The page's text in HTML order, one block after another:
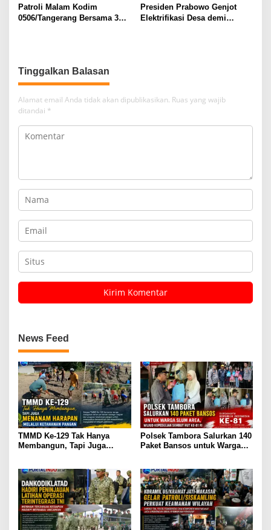
Patroli Malam Kodim
0506/Tangerang Bersama 3
Presiden Prabowo Genjot
Elektrifikasi Desa demi
Tinggalkan Balasan
Alamat email Anda tidak akan dipublikasikan. Ruas yang wajib
ditandai *
News Feed
TMMD Ke-129 Tak Hanya
Membangun, Tapi Juga
Polsek Tambora Salurkan 140
Paket Bansos untuk Warga
81 RI